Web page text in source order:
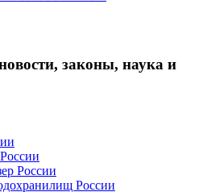
законы, наука и
России
России